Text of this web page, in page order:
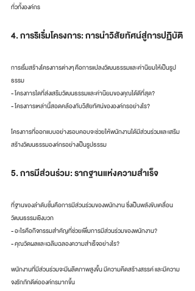
ทั่วทั้งองค์กร
4. การริเริ่มโครงการ: การนำวิสัยทัศน์สู่การปฏิบัติ
การเริ่มสร้างโครงการต่างๆ คือการแปลงวัฒนธรรมและค่านิยมให้เป็นรูป
ธรรม
- โครงการใดที่ส่งเสริมวัฒนธรรมและค่านิยมของคุณได้ดีที่สุด?
- โครงการเหล่านี้สอดคล้องกับวิสัยทัศน์ขององค์กรอย่างไร?
โครงการที่ออกแบบอย่างรอบคอบจะช่วยให้พนักงานได้มีส่วนร่วมและเสริม
สร้างวัฒนธรรมองค์กรอย่างเป็นรูปธรรม
5. การมีส่วนร่วม: รากฐานแห่งความสำเร็จ
ที่ฐานของลำดับชั้นคือการมีส่วนร่วมของพนักงาน ซึ่งเป็นพลังขับเคลื่อน
วัฒนธรรมเชิงบวก
- อะไรคือกิจกรรมสำคัญที่ช่วยเพิ่มการมีส่วนร่วมของพนักงาน?
- คุณวัดผลและเฉลิมฉลองความสำเร็จอย่างไร?
พนักงานที่มีส่วนร่วมจะมีผลิตภาพสูงขึ้น มีความคิดสร้างสรรค์ และมีความ
จงรักภักดีต่อองค์กรมากขึ้น